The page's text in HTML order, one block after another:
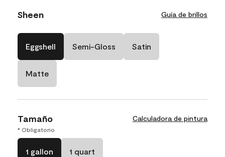
Sheen Guía de brillos
Eggshell Semi-Gloss Satin
Matte
Tamaño Calculadora de pintura
* Obligatorio
1 gallon 1 quart